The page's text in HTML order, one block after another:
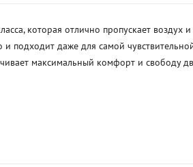
которая отлично пропускает воздух и
подходит даже для самой
максимальный комфорт и свободу